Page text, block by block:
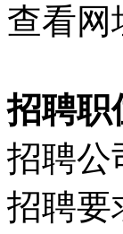
查看网
招聘职
招聘公
招聘要